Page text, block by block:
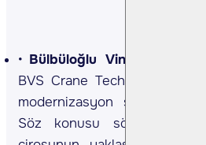
Bülbüloğlu Vinç <BVSAN
BVS Crane Technologies,
modernizasyon sözleşmesi
Söz konusu sözleşme